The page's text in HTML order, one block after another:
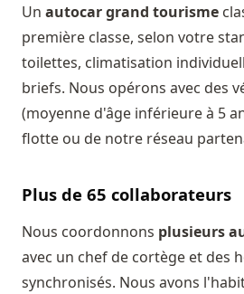
Un autocar grand tourisme
première classe, selon votre
toilettes, climatisation
briefs. Nous opérons avec des
(moyenne d'âge inférieure à 5
flotte ou de notre réseau
Plus de 65 collaborateurs
Nous coordonnons plusieurs
avec un chef de cortège et des
synchronisés. Nous avons